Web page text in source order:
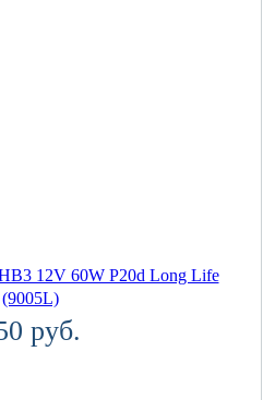
12V 60W P20d Long Life
(9005L)
руб.